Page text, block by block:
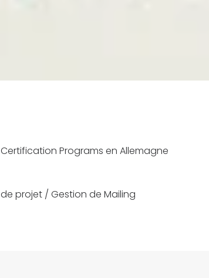
Programs en Allemagne
projet / Gestion de Mailing